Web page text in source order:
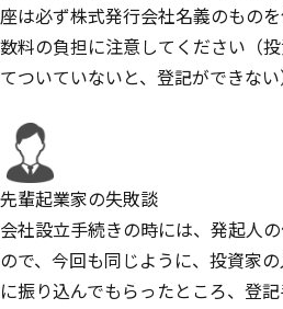
座は必ず株式発行会社名義のもの
数料の負担に注意してください（
てついていないと、登記ができない
先輩起業家の失敗談
会社設立手続きの時には、発起人
ので、今回も同じように、投資家
に振り込んでもらったところ、登